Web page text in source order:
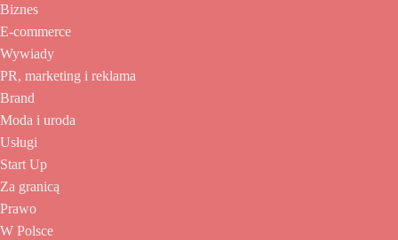
Biznes
E-commerce
Wywiady
PR, marketing i reklama
Brand
Moda i uroda
Usługi
Start Up
Za granicą
Prawo
W Polsce